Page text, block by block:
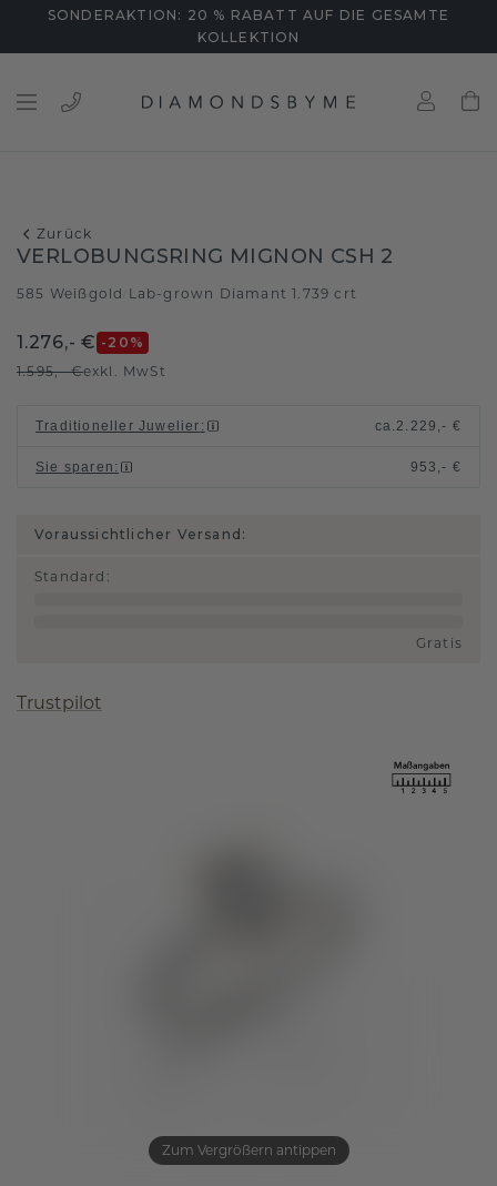
SONDERAKTION: 20 % RABATT AUF DIE GESAMTE
KOLLEKTION
Zurück
Zum Vergrößern antippen
VERLOBUNGSRING MIGNON CSH 2
585 Weißgold Lab-grown Diamant 1.739 crt
1.276,- € -20 %
1.595,- €exkl. MwSt
Traditioneller Juwelier : ca.2.229,- €
Sie sparen : 953,- €
Voraussichtlicher Versand:
Standard :
Gratis
Trustpilot